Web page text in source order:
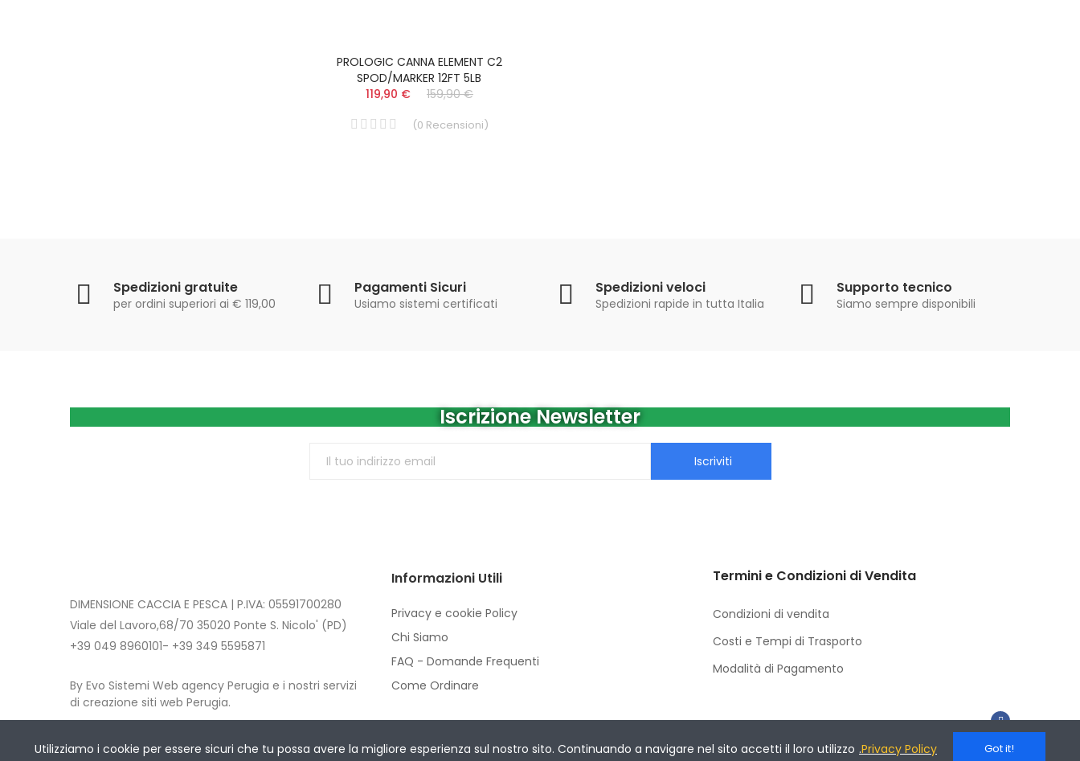
PROLOGIC CANNA ELEMENT C2
SPOD/MARKER 12FT 5LB
119,90 €
159,90 €
(0 Recensioni)
Spedizioni gratuite
per ordini superiori ai € 119,00
Pagamenti Sicuri
Usiamo sistemi certificati
Spedizioni veloci
Spedizioni rapide in tutta Italia
Supporto tecnico
Siamo sempre disponibili
Iscrizione Newsletter
Iscriviti
DIMENSIONE CACCIA E PESCA | P.IVA: 05591700280
Viale del Lavoro,68/70 35020 Ponte S. Nicolo' (PD)
+39 049 8960101- +39 349 5595871
By Evo Sistemi Web agency Perugia e i nostri servizi
di creazione siti web Perugia.
Informazioni Utili
Privacy e cookie Policy
Chi Siamo
FAQ - Domande Frequenti
Come Ordinare
Termini e Condizioni di Vendita
Condizioni di vendita
Costi e Tempi di Trasporto
Modalità di Pagamento
Utilizziamo i cookie per essere sicuri che tu possa avere la migliore esperienza sul nostro sito. Continuando a navigare nel sito accetti il loro utilizzo .Privacy Policy Got it!